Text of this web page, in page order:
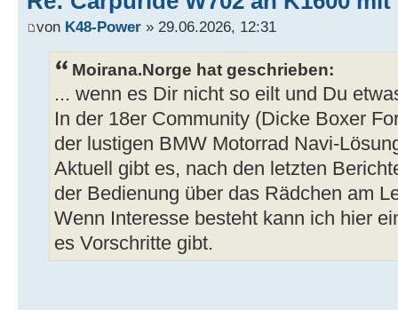
von K48-Power » 29.06.2026, 12:31
Moirana.Norge hat geschrieben:
... wenn es Dir nicht so eilt und Du
In der 18er Community (Dicke Boxer
der lustigen BMW Motorrad Navi-
Aktuell gibt es, nach den letzten
der Bedienung über das Rädchen am
Wenn Interesse besteht kann ich hier
es Vorschritte gibt.